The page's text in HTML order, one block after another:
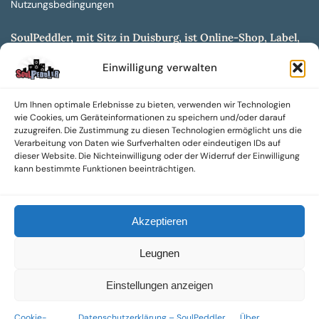
Einwilligung verwalten
Um Ihnen optimale Erlebnisse zu bieten, verwenden wir Technologien
wie Cookies, um Geräteinformationen zu speichern und/oder darauf
zuzugreifen. Die Zustimmung zu diesen Technologien ermöglicht uns die
Verarbeitung von Daten wie Surfverhalten oder eindeutigen IDs auf
dieser Website. Die Nichteinwilligung oder der Widerruf der Einwilligung
kann bestimmte Funktionen beeinträchtigen.
Akzeptieren
Leugnen
Einstellungen anzeigen
Nutzungsbedingungen
SoulPeddler, mit Sitz in Duisburg, ist Online-Shop, Label,
entwickelt aus dem SoulPeddler Vinyl-Presswerk und
unserer Online-Gig-Plattform.
Wir bieten eine breite Auswahl an sowohl hochgradig
sammelwürdigen als auch Mainstream-Titeln und -Formaten auf
Vinyl, CD und weiteren Medien.
Sowohl neue als auch gebrauchte, nach Zustand bewertete
Wir setzen uns leidenschaftlich für unabhängige Künstler und
Labels ein und bieten hochwertige, maßgeschneiderte Lösungen
aus über 30 Jahren Erfahrung in der Musikindustrie.
SoulPeddler Mailorder, Records & Vinyl Production – DUBOX –
Nettirock – Nice Guy Records – MOVA Museum of Vinyl Arts